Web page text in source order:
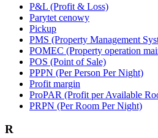
P&L (Profit & Loss)
Parytet cenowy
Pickup
PMS (Property Management
POMEC (Property operation
POS (Point of Sale)
PPPN (Per Person Per Night)
Profit margin
ProPAR (Profit per Available
PRPN (Per Room Per Night)
R